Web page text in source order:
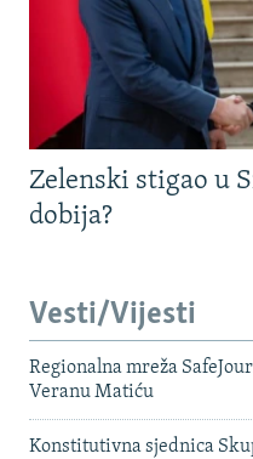
Zelenski stigao u
dobija?
Vesti/Vijesti
Regionalna mreža
Veranu Matiću
Konstitutivna sjednica